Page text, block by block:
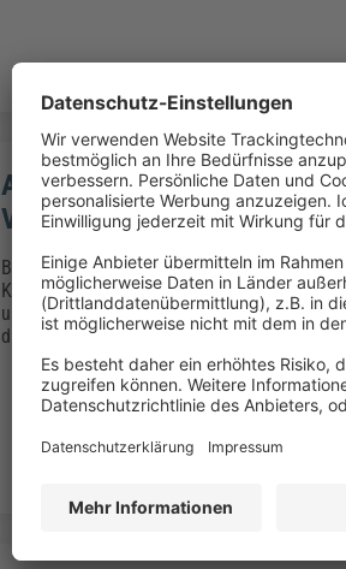
Aufsichtspflicht Kita:
Vorgaben
Beschäftigte einer Kita unterliegen der
Kindern. Sie erstreckt sich auf
umgesetzt werden. Aber wann beginnt die
darf sie auf Auszubildende übertragen